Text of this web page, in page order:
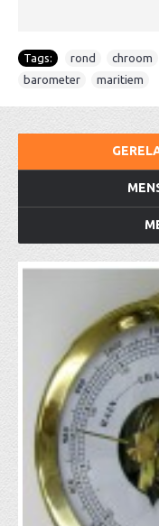
Tags: rond chroom
barometer
maritiem